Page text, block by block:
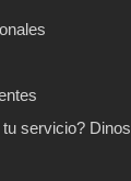
servicio? Dinos